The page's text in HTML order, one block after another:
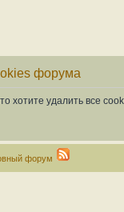
форума
хотите удалить все
форум